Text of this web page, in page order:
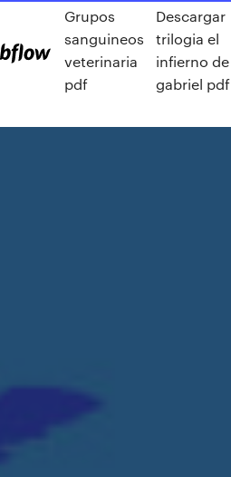
Grupos
sanguineos
veterinaria
pdf
Descargar
trilogia el
infierno de
gabriel pdf